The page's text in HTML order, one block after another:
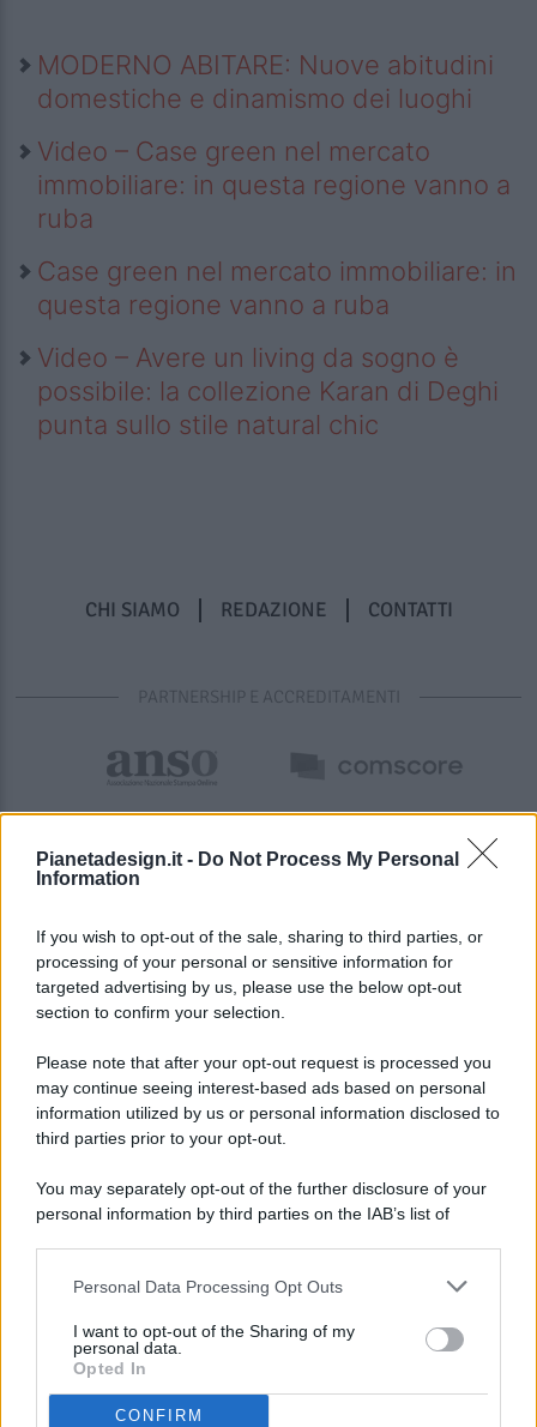
Pianetadesign.it - Do Not Process My Personal
Information
If you wish to opt-out of the sale, sharing to third parties, or
processing of your personal or sensitive information for
targeted advertising by us, please use the below opt-out
section to confirm your selection.
Please note that after your opt-out request is processed you
may continue seeing interest-based ads based on personal
information utilized by us or personal information disclosed to
third parties prior to your opt-out.
You may separately opt-out of the further disclosure of your
personal information by third parties on the IAB’s list of
This information may also be disclosed by us to third parties
disclose it to other third parties.
Personal Data Processing Opt Outs
I want to opt-out of the Sharing of my
personal data.
Opted In
CONFIRM
MODERNO ABITARE: Nuove abitudini
domestiche e dinamismo dei luoghi
Video – Case green nel mercato
immobiliare: in questa regione vanno a
ruba
Case green nel mercato immobiliare: in
questa regione vanno a ruba
Video – Avere un living da sogno è
possibile: la collezione Karan di Deghi
punta sullo stile natural chic
CHI SIAMO REDAZIONE CONTATTI
PARTNERSHIP E ACCREDITAMENTI
© 2026 - Pianeta Design - P.IVA 04827280654 - Testata
Registrata Al Tribunale Di Nocera Inferiore N. 8/2020 - RG N.
ISCRIZIONE AL ROC N. 35792 – ISCRITTA ALL’ANSO
(ASSOCIAZIONE NAZIONALE STAMPA ONLINE)
PREFERENZE PRIVACY